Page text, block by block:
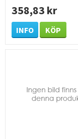
358,83 kr
INFO KÖP